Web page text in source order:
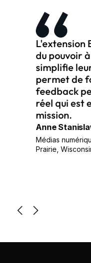
Anne
Médias
Prairie,
L'extension
du pouvoir
simplifie
permet de
feedback
réel qui est
mission.